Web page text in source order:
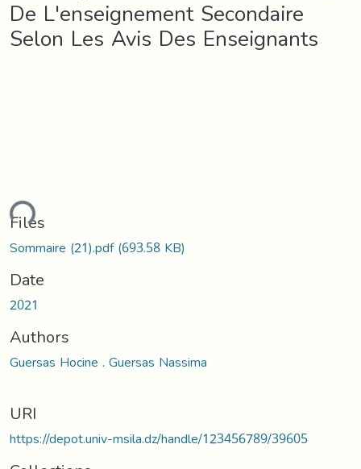
De L'enseignement Secondaire
Selon Les Avis Des Enseignants
Files
Sommaire (21).pdf(693.58 KB)
Date
2021
Authors
Guersas Hocine . Guersas Nassima
URI
https://depot.univ-msila.dz/handle/123456789/39605